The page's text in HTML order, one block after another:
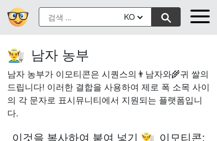
KO
👨‍🌾 남자 농부
남자 농부가 이모티콘은 시퀀스의👨남자와🌾귀 쌀의
드립니다! 이러한 결합을 사용하여 제로 폭 소목 사이
의 각 문자로 표시뮤니티에서 지원되는 플랫폼입니
다.
이것을 복사하여 붙여 넣기 👨‍🌾 이모티콘: